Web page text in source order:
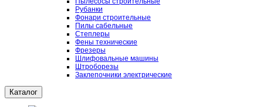
Рубанки
Фонари строительные
Пилы сабельные
Степлеры
Фены технические
Фрезеры
Шлифовальные машины
Штроборезы
Заклепочники электрические
Каталог